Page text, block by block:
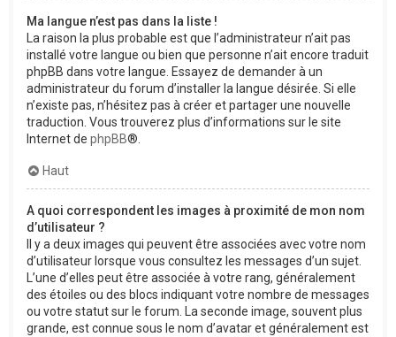
Ma langue n’est pas dans la liste !
La raison la plus probable est que l’administrateur n’ait pas
installé votre langue ou bien que personne n’ait encore traduit
phpBB dans votre langue. Essayez de demander à un
administrateur du forum d’installer la langue désirée. Si elle
n’existe pas, n’hésitez pas à créer et partager une nouvelle
traduction. Vous trouverez plus d’informations sur le site
Internet de phpBB®.
Haut
A quoi correspondent les images à proximité de mon nom
d’utilisateur ?
Il y a deux images qui peuvent être associées avec votre nom
d’utilisateur lorsque vous consultez les messages d’un sujet.
L’une d’elles peut être associée à votre rang, généralement
des étoiles ou des blocs indiquant votre nombre de messages
ou votre statut sur le forum. La seconde image, souvent plus
grande, est connue sous le nom d’avatar et généralement est